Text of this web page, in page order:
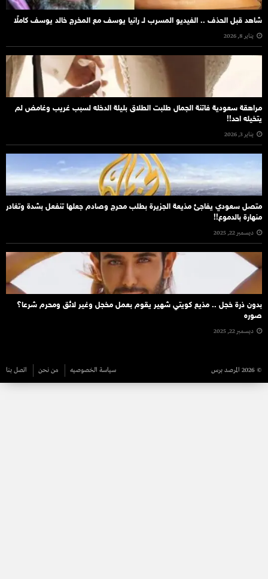
شاهد قبل الحذف .. الفيديو المسرب لـ رانيا يوسف مع المخرج خالد يوسف كاملًا
يناير 8, 2026
مراهقة سعودية فاتنة الجمال طلبت الطلاق بليلة الدخله لسبب غريب وغامض لم
يتخيله احد!!
يناير 3, 2026
متصل سعودي يفاجئ مذيعة الجزيرة بطلب محرج وصادم جعلها تنفعل بشدة وتغادر
منهارة بالدموع!!
ديسمبر 22, 2025
بدون ذرة خجل .. مذيع كويتي شهير يقوم بعمل مخجل وغير لائق ومحرم شرعا؟
صوره
ديسمبر 22, 2025
© 2026 المرصد برس سياسة الخصوصيه من نحن اتصل بنا